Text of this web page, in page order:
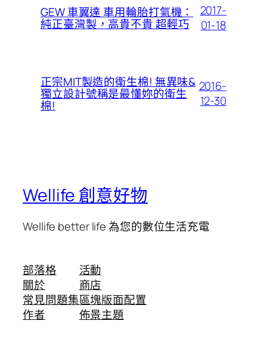
GEW 車翼達 車用輪胎打氣機：
純正臺灣製，高貴不貴 超輕巧
2017-
01-18
正宗MIT製造的衛生棉! 無異味&
獨立設計號稱是最懂妳的衛生
棉!
2016-
12-30
Wellife 創意好物
Wellife better life 為您的數位生活充電
部落格
關於
常見問題集
作者
活動
商店
區塊版面配置
佈景主題